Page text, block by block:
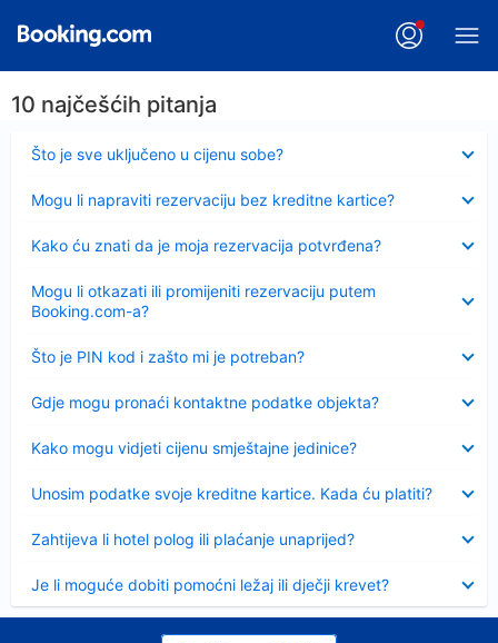
10 najčešćih pitanja
Što je sve uključeno u cijenu sobe?
Sažeto
Mogu li napraviti rezervaciju bez kreditne kartice?
Kako ću znati da je moja rezervacija potvrđena?
Mogu li otkazati ili promijeniti rezervaciju putem
Booking.com-a?
Što je PIN kod i zašto mi je potreban?
Sažeto
Gdje mogu pronaći kontaktne podatke objekta?
Kako mogu vidjeti cijenu smještajne jedinice?
Unosim podatke svoje kreditne kartice. Kada ću platiti?
Zahtijeva li hotel polog ili plaćanje unaprijed?
Je li moguće dobiti pomoćni ležaj ili dječji krevet?